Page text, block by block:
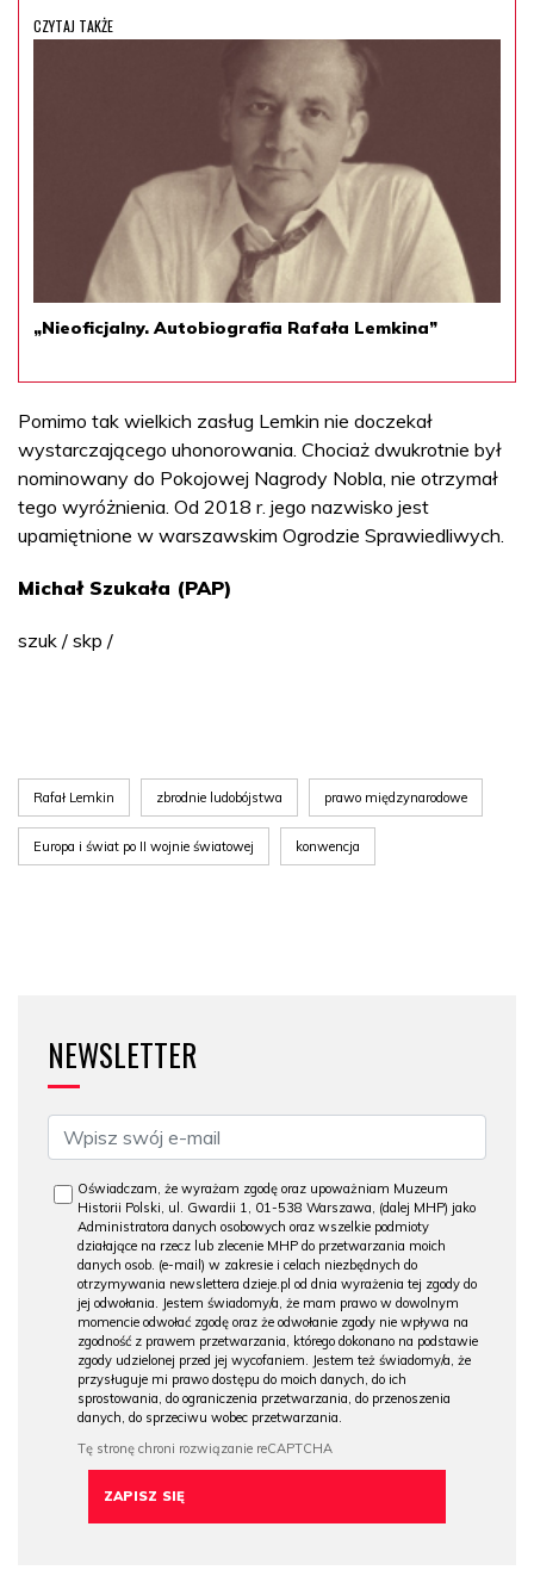
CZYTAJ TAKŻE
„Nieoficjalny. Autobiografia Rafała Lemkina”
Pomimo tak wielkich zasług Lemkin nie doczekał
wystarczającego uhonorowania. Chociaż dwukrotnie był
nominowany do Pokojowej Nagrody Nobla, nie otrzymał
tego wyróżnienia. Od 2018 r. jego nazwisko jest
upamiętnione w warszawskim Ogrodzie Sprawiedliwych.
Michał Szukała (PAP)
szuk / skp /
Rafał Lemkin zbrodnie ludobójstwa prawo międzynarodowe
Europa i świat po II wojnie światowej konwencja
NEWSLETTER
Oświadczam, że wyrażam zgodę oraz upoważniam Muzeum
Historii Polski, ul. Gwardii 1, 01-538 Warszawa, (dalej MHP) jako
Administratora danych osobowych oraz wszelkie podmioty
działające na rzecz lub zlecenie MHP do przetwarzania moich
danych osob. (e-mail) w zakresie i celach niezbędnych do
otrzymywania newslettera dzieje.pl od dnia wyrażenia tej zgody do
jej odwołania. Jestem świadomy/a, że mam prawo w dowolnym
momencie odwołać zgodę oraz że odwołanie zgody nie wpływa na
zgodność z prawem przetwarzania, którego dokonano na podstawie
zgody udzielonej przed jej wycofaniem. Jestem też świadomy/a, że
przysługuje mi prawo dostępu do moich danych, do ich
sprostowania, do ograniczenia przetwarzania, do przenoszenia
danych, do sprzeciwu wobec przetwarzania.